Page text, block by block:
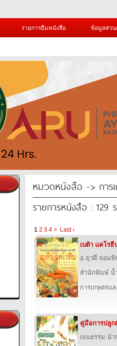
รายการยืมหนังสือ ข้อมูลส่ว
หมวดหนังสือ -> การ
รายการหนังสือ : 129
1 2 3 4 > Last ›
เบต้า แคโรธี
อ.ยุวดี จอม
สำนักพิมพ์ น้
การเกษตรแ
คู่มือการปลูก
เจนธรรม น